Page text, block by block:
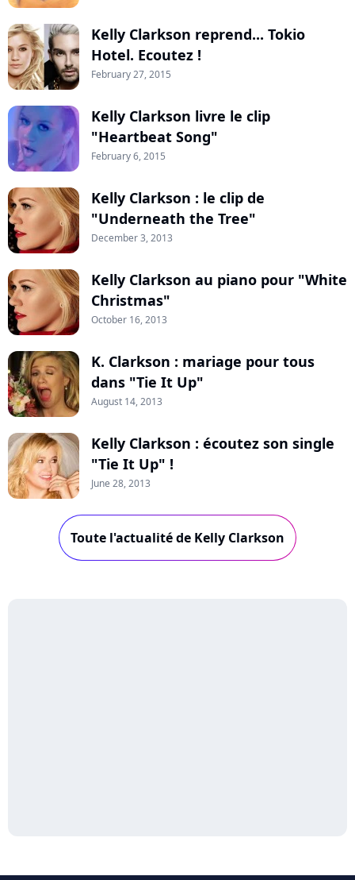
Kelly Clarkson reprend... Tokio
Hotel. Ecoutez !
February 27, 2015
Kelly Clarkson livre le clip
"Heartbeat Song"
February 6, 2015
Kelly Clarkson : le clip de
"Underneath the Tree"
December 3, 2013
Kelly Clarkson au piano pour "White
Christmas"
October 16, 2013
K. Clarkson : mariage pour tous
dans "Tie It Up"
August 14, 2013
Kelly Clarkson : écoutez son single
"Tie It Up" !
June 28, 2013
Toute l'actualité de Kelly Clarkson